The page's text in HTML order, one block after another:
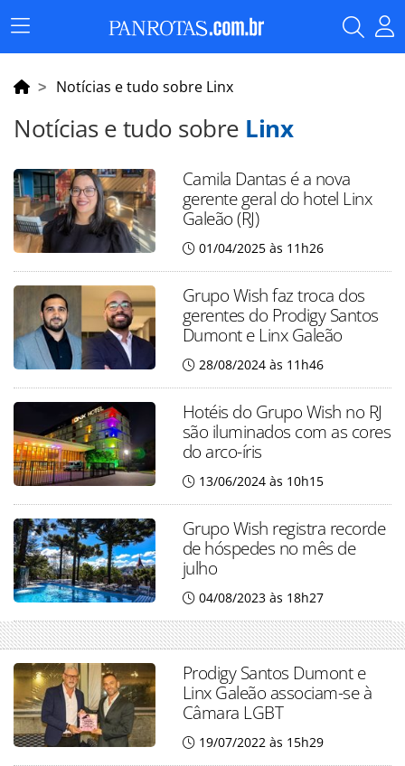
Menu
Principal
Notícias e tudo sobre Linx
Notícias e tudo sobre Linx
Camila Dantas é a nova
gerente geral do hotel Linx
Galeão (RJ)
01/04/2025 às 11h26
Grupo Wish faz troca dos
gerentes do Prodigy Santos
Dumont e Linx Galeão
28/08/2024 às 11h46
Hotéis do Grupo Wish no RJ
são iluminados com as cores
do arco-íris
13/06/2024 às 10h15
Grupo Wish registra recorde
de hóspedes no mês de
julho
04/08/2023 às 18h27
Prodigy Santos Dumont e
Linx Galeão associam-se à
Câmara LGBT
19/07/2022 às 15h29